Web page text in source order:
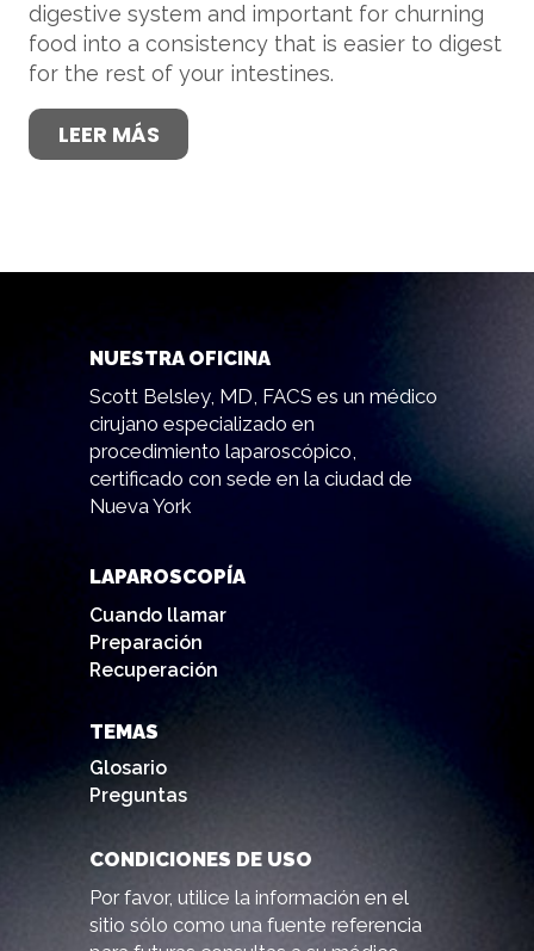
digestive system and important for churning
food into a consistency that is easier to digest
for the rest of your intestines.
LEER MÁS
NUESTRA OFICINA
Scott Belsley, MD, FACS es un médico
cirujano especializado en
procedimiento laparoscópico,
certificado con sede en la ciudad de
Nueva York
LAPAROSCOPÍA
Cuando llamar
Preparación
Recuperación
TEMAS
Glosario
Preguntas
CONDICIONES DE USO
Por favor, utilice la información en el
sitio sólo como una fuente referencia